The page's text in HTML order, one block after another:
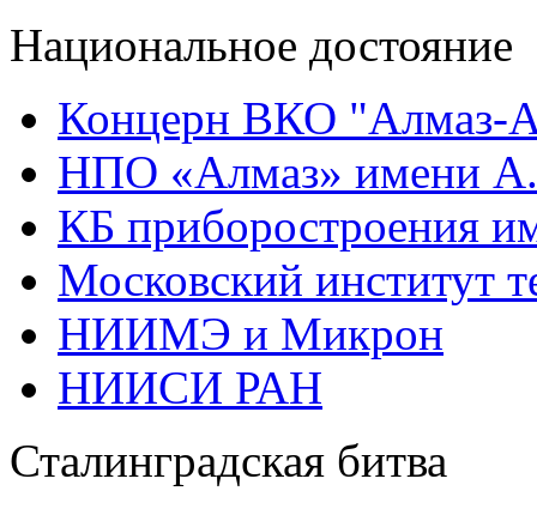
Национальное достояние
Концерн ВКО "Алмаз-
НПО «Алмаз» имени
КБ приборостроения
Московский институт
НИИМЭ и Микрон
НИИСИ РАН
Сталинградская битва